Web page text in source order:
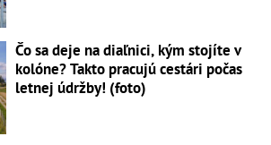
Čo sa deje na diaľnici, kým stojíte v
kolóne? Takto pracujú cestári počas
letnej údržby! (foto)